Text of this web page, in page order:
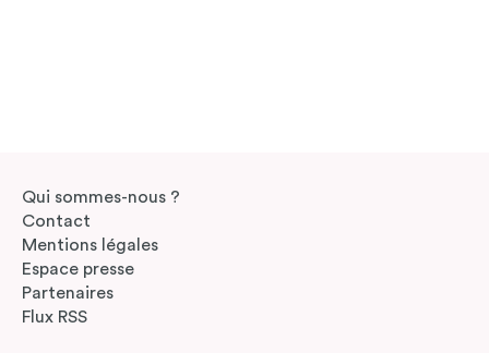
Qui sommes-nous ?
Contact
Mentions légales
Espace presse
Partenaires
Flux RSS